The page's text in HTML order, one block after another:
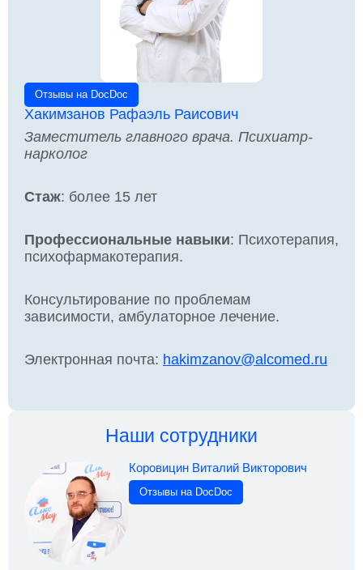
Отзывы на DocDoc
Хакимзанов Рафаэль Раисович
Заместитель главного врача. Психиатр-
нарколог
Стаж: более 15 лет
Профессиональные навыки: Психотерапия,
психофармакотерапия.
Консультирование по проблемам
зависимости, амбулаторное лечение.
Электронная почта: hakimzanov@alcomed.ru
Наши сотрудники
Коровицин Виталий Викторович
Отзывы на DocDoc